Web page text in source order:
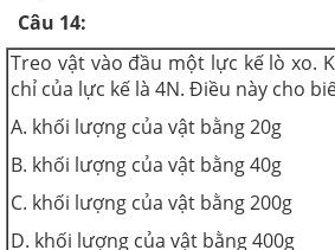
Câu 14:
Treo vật vào đầu một lực kế lò xo.
chỉ của lực kế là 4N. Điều này cho
A. khối lượng của vật bằng 20g
B. khối lượng của vật bằng 40g
C. khối lượng của vật bằng 200g
D. khối lượng của vật bằng 400g